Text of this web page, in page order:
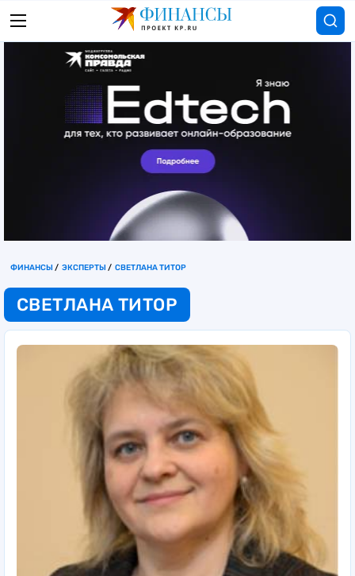
ФИНАНСЫ ЭКСПЕРТЫ СВЕТЛАНА ТИТОР
СВЕТЛАНА ТИТОР